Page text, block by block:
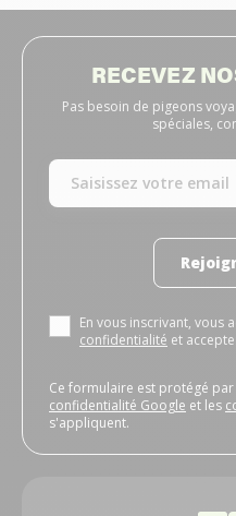
RECEVEZ
Pas besoin de pigeons
spéciales,
En vous inscrivant, vous
confidentialité et
Ce formulaire est protégé par
confidentialité Google et les
s'appliquent.